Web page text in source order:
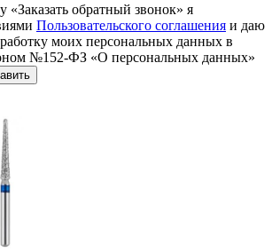
обратный звонок» я
Пользовательского соглашения и даю
моих персональных данных в
№152-ФЗ «О персональных данных»